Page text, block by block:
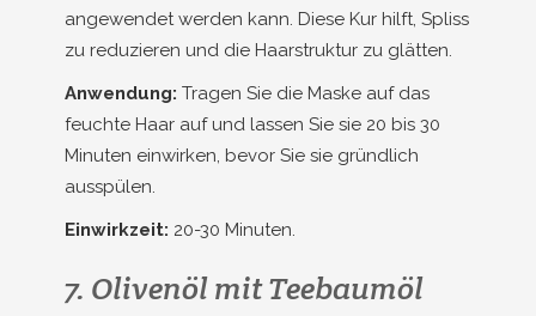
angewendet werden kann. Diese Kur hilft, Spliss
zu reduzieren und die Haarstruktur zu glätten.
Anwendung: Tragen Sie die Maske auf das
feuchte Haar auf und lassen Sie sie 20 bis 30
Minuten einwirken, bevor Sie sie gründlich
ausspülen.
Einwirkzeit: 20-30 Minuten.
7. Olivenöl mit Teebaumöl